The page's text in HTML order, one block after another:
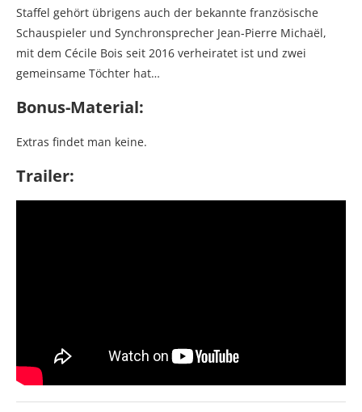
Staffel gehört übrigens auch der bekannte französische
Schauspieler und Synchronsprecher Jean-Pierre Michaël,
mit dem Cécile Bois seit 2016 verheiratet ist und zwei
gemeinsame Töchter hat…
Bonus-Material:
Extras findet man keine.
Trailer: